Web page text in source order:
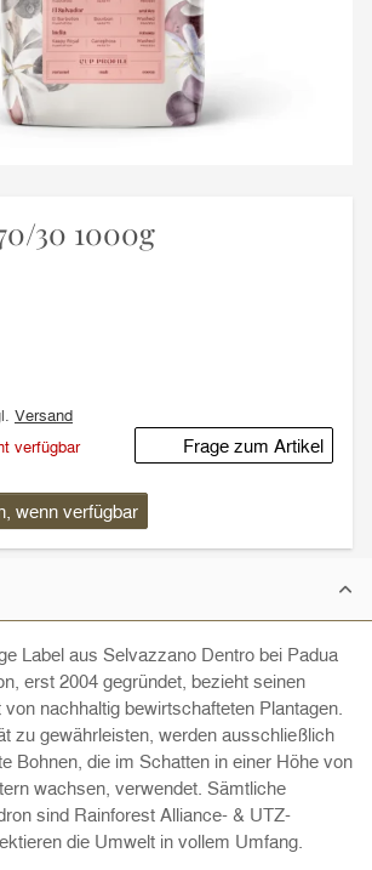
30 1000g
Versand
verfügbar
Frage zum Artikel
wenn verfügbar
Label aus Selvazzano Dentro bei Padua
erst 2004 gegründet, bezieht seinen
nachhaltig bewirtschafteten Plantagen.
zu gewährleisten, werden ausschließlich
Bohnen, die im Schatten in einer Höhe von
wachsen, verwendet. Sämtliche
sind Rainforest Alliance- & UTZ-
die Umwelt in vollem Umfang.